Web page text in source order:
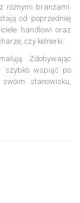
różnymi branżami.
od poprzedniej
handlowi oraz
czy kelnerki.
Zdobywając
szybko wspiąć po
stanowisku,